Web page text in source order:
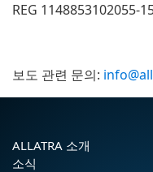
REG 1148853102055-
보도 관련 문의:
ALLATRA 소개
소식